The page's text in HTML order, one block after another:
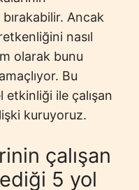
Ancak
nasıl
olarak bunu
Bu
ile çalışan
kuruyoruz.
çalışan
5 yol